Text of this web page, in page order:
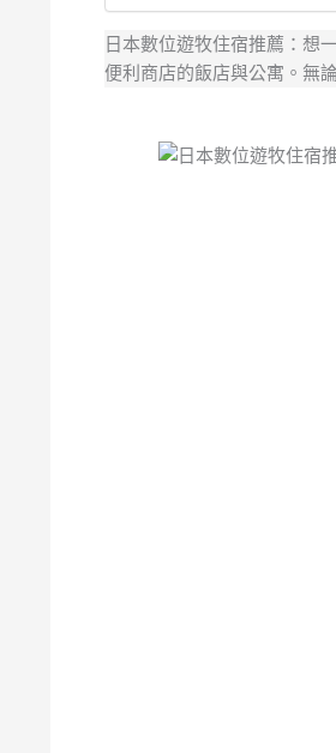
日本數位遊牧住宿推薦：想
便利商店的飯店與公寓。無